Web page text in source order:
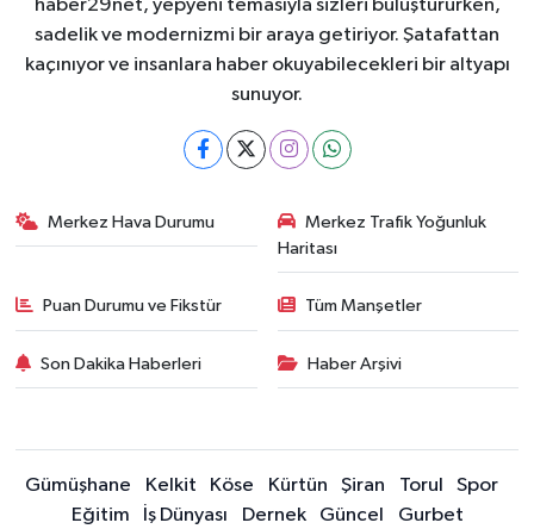
haber29net, yepyeni temasıyla sizleri buluştururken,
sadelik ve modernizmi bir araya getiriyor. Şatafattan
kaçınıyor ve insanlara haber okuyabilecekleri bir altyapı
sunuyor.
Merkez Hava Durumu
Merkez Trafik Yoğunluk
Haritası
Puan Durumu ve Fikstür Tüm Manşetler
Son Dakika Haberleri Haber Arşivi
Gümüşhane Kelkit Köse Kürtün Şiran Torul
Spor
Eğitim
İş Dünyası Dernek Güncel Gurbet